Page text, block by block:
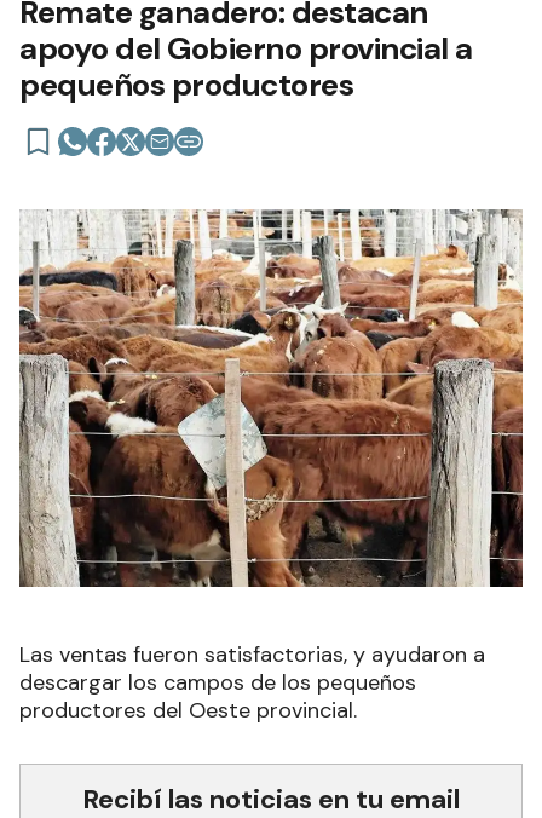
Remate ganadero: destacan
apoyo del Gobierno provincial a
pequeños productores
Las ventas fueron satisfactorias, y ayudaron a
descargar los campos de los pequeños
productores del Oeste provincial.
Recibí las noticias en tu email